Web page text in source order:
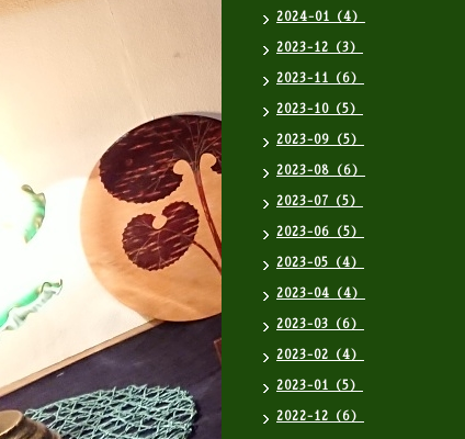
2024-01（4）
2023-12（3）
2023-11（6）
2023-10（5）
2023-09（5）
2023-08（6）
2023-07（5）
2023-06（5）
2023-05（4）
2023-04（4）
2023-03（6）
2023-02（4）
2023-01（5）
2022-12（6）